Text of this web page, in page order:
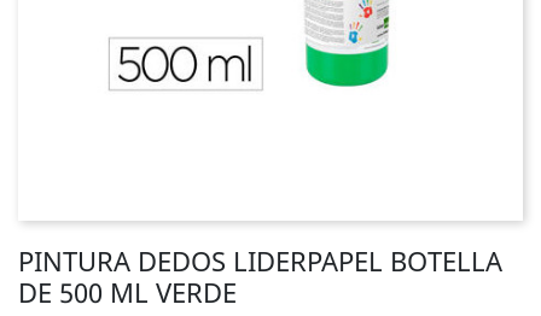
PINTURA DEDOS LIDERPAPEL BOTELLA
DE 500 ML VERDE